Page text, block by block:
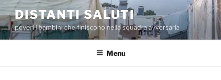
Skip
to
content
DISTANTI SALUTI
poveri i bambini che finiscono nella squadra avversaria
Menu